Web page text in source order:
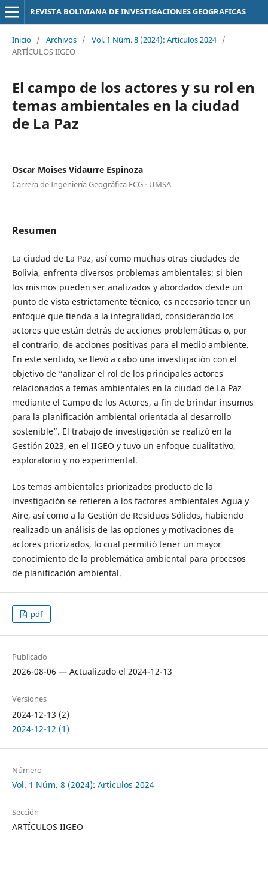
REVISTA BOLIVIANA DE INVESTIGACIONES GEOGRAFICAS
Inicio / Archivos / Vol. 1 Núm. 8 (2024): Articulos 2024 /
ARTÍCULOS IIGEO
El campo de los actores y su rol en
temas ambientales en la ciudad
de La Paz
Oscar Moises Vidaurre Espinoza
Carrera de Ingeniería Geográfica FCG - UMSA
Resumen
La ciudad de La Paz, así como muchas otras ciudades de
Bolivia, enfrenta diversos problemas ambientales; si bien
los mismos pueden ser analizados y abordados desde un
punto de vista estrictamente técnico, es necesario tener un
enfoque que tienda a la integralidad, considerando los
actores que están detrás de acciones problemáticas o, por
el contrario, de acciones positivas para el medio ambiente.
En este sentido, se llevó a cabo una investigación con el
objetivo de “analizar el rol de los principales actores
relacionados a temas ambientales en la ciudad de La Paz
mediante el Campo de los Actores, a fin de brindar insumos
para la planificación ambiental orientada al desarrollo
sostenible”. El trabajo de investigación se realizó en la
Gestión 2023, en el IIGEO y tuvo un enfoque cualitativo,
exploratorio y no experimental.
Los temas ambientales priorizados producto de la
investigación se refieren a los factores ambientales Agua y
Aire, así como a la Gestión de Residuos Sólidos, habiendo
realizado un análisis de las opciones y motivaciones de
actores priorizados, lo cual permitió tener un mayor
conocimiento de la problemática ambiental para procesos
de planificación ambiental.
pdf
Publicado
2026-08-06 — Actualizado el 2024-12-13
Versiones
2024-12-13 (2)
2024-12-12 (1)
Número
Vol. 1 Núm. 8 (2024): Articulos 2024
Sección
ARTÍCULOS IIGEO